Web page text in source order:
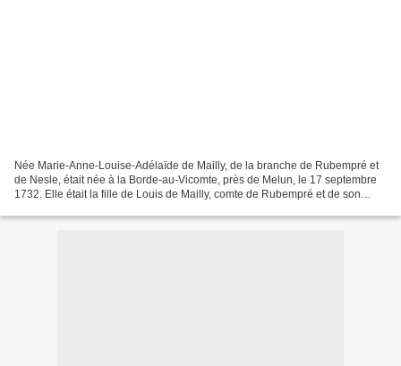
Née Marie-Anne-Louise-Adélaïde de Mailly, de la branche de Rubempré et
de Nesle, était née à la Borde-au-Vicomte, près de Melun, le 17 septembre
1732. Elle était la fille de Louis de Mailly, comte de Rubempré et de son